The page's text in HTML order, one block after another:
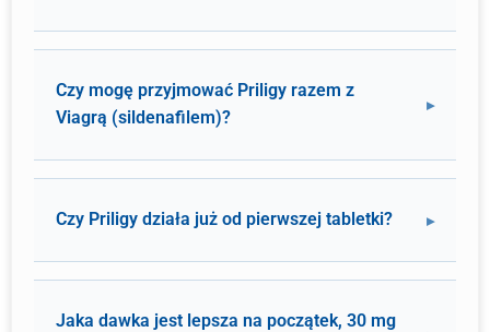
Czy mogę przyjmować Priligy razem z
Viagrą (sildenafilem)?
Czy Priligy działa już od pierwszej tabletki?
Jaka dawka jest lepsza na początek, 30 mg